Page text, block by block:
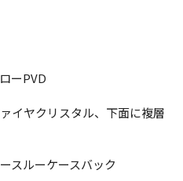
ーPVD
イヤクリスタル、下面に複層
スルーケースバック